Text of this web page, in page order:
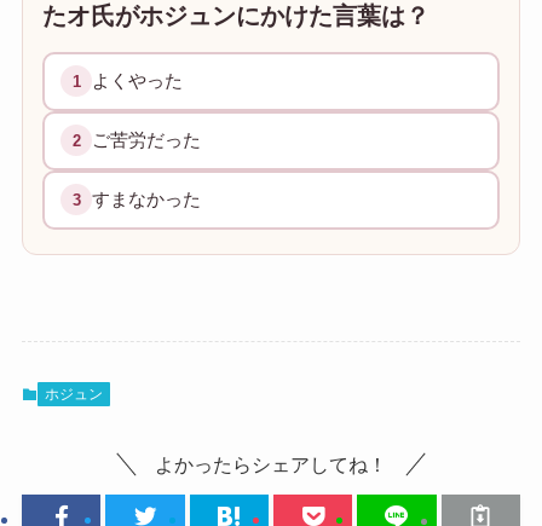
たオ氏がホジュンにかけた言葉は？
1 よくやった
2 ご苦労だった
3 すまなかった
ホジュン
よかったらシェアしてね！